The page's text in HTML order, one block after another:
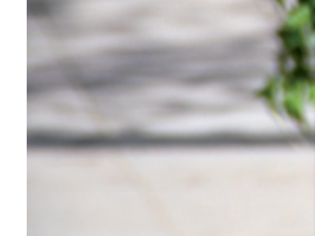
geeignet. Wir bearbeiten Edelstahl mit
den Verfahren des Kaltumformens,
Rollens und Schweißens. Diese
industrielle Technik erfordert fundierte
Kenntnisse des Materials und ein
gewisses Know-how.
Um die Details zu anderen Materialien für
Stadtmöbel zu erfahren, laden wir Sie